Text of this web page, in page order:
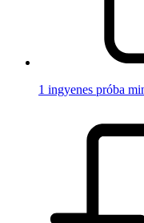
1 ingyenes próba